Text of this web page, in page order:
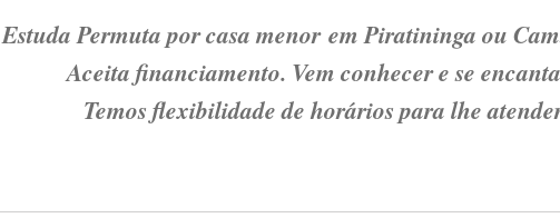
Estuda Permuta por casa menor em Piratininga ou
Aceita financiamento. Vem conhecer e se
Temos flexibilidade de horários para lhe